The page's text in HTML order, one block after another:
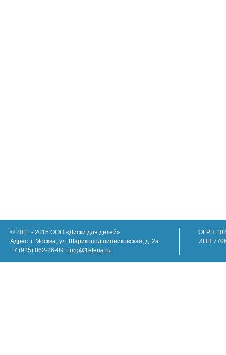
© 2011 - 2015 ООО «Диски для детей»
Адрес: г. Москва, ул. Шарикоподшипниковская, д. 2а
+7 (925) 062-26-09 | torg@1elena.ru
ОГРН
ИНН